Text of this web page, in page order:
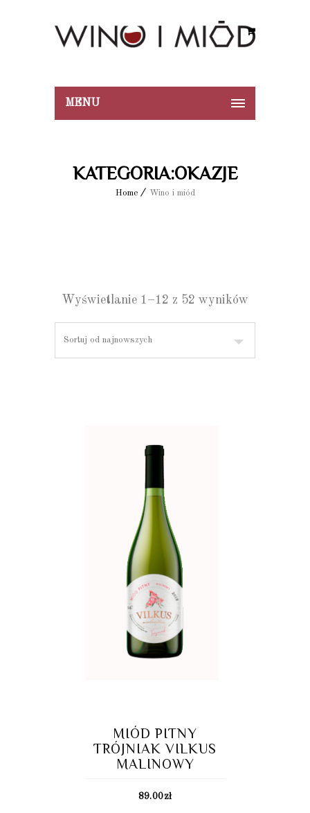
MENU
KATEGORIA:OKAZJE
Home Wino i miód
Wyświetlanie 1–12 z 52 wyników
MIÓD PITNY
TRÓJNIAK VILKUS
MALINOWY
89.00zł